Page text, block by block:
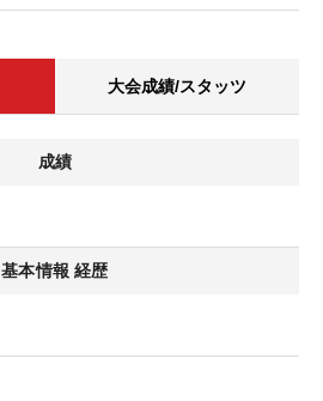
大会成績/スタッツ
成績
基本情報 経歴